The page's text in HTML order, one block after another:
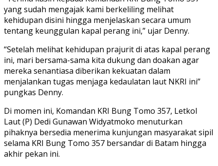
yang sudah mengajak kami berkeliling melihat
kehidupan disini hingga menjelaskan secara umum
tentang keunggulan kapal perang ini,” ujar Denny.
“Setelah melihat kehidupan prajurit di atas kapal perang
ini, mari bersama-sama kita dukung dan doakan agar
mereka senantiasa diberikan kekuatan dalam
menjalankan tugas menjaga kedaulatan laut NKRI ini”
pungkas Denny.
Di momen ini, Komandan KRI Bung Tomo 357, Letkol
Laut (P) Dedi Gunawan Widyatmoko menuturkan
pihaknya bersedia menerima kunjungan masyarakat sipil
selama KRI Bung Tomo 357 bersandar di Batam hingga
akhir pekan ini.